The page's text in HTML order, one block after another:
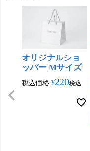
オリジナルショ
ッパー Mサイズ
税込価格 ¥220税込